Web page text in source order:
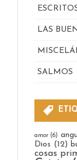
LAS
SALMOS
amor(6)
Dios (12)
cosas